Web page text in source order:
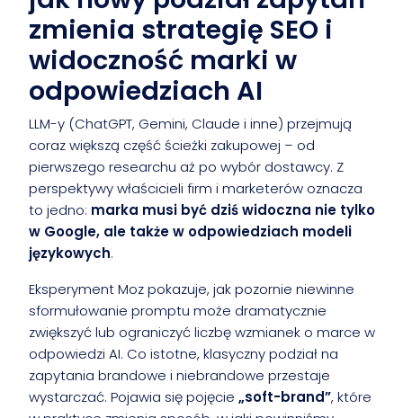
zmienia strategię SEO i
widoczność marki w
odpowiedziach AI
LLM-y (ChatGPT, Gemini, Claude i inne) przejmują
coraz większą część ścieżki zakupowej – od
pierwszego researchu aż po wybór dostawcy. Z
perspektywy właścicieli firm i marketerów oznacza
to jedno: marka musi być dziś widoczna nie tylko
w Google, ale także w odpowiedziach modeli
językowych.
Eksperyment Moz pokazuje, jak pozornie niewinne
sformułowanie promptu może dramatycznie
zwiększyć lub ograniczyć liczbę wzmianek o marce w
odpowiedzi AI. Co istotne, klasyczny podział na
zapytania brandowe i niebrandowe przestaje
wystarczać. Pojawia się pojęcie „soft-brand”, które